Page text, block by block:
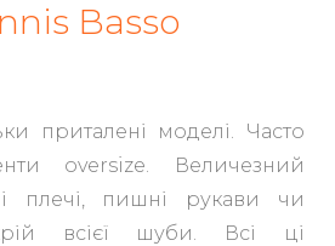
Basso
приталені моделі. Часто
oversize. Величезний
плечі, пишні рукави чи
всієї шуби. Всі ці